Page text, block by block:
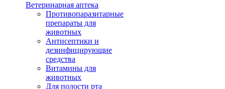
Ветеринарная аптека
Противопаразитарные
препараты для
животных
Антисептики и
дезинфицирующие
средства
Витамины для
животных
Для полости рта